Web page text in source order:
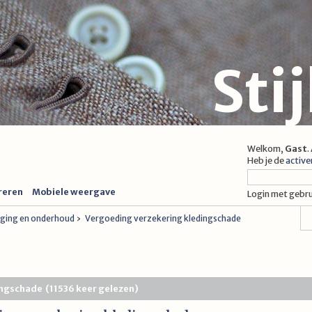
Welkom, Gast.
Heb je de
Login met
Mobiele weergave
en onderhoud › Vergoeding verzekering kledingschade
(11536 keer gelezen)